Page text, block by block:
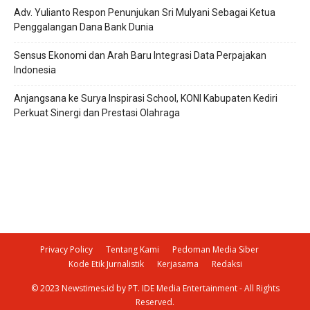
Adv. Yulianto Respon Penunjukan Sri Mulyani Sebagai Ketua
Penggalangan Dana Bank Dunia
Sensus Ekonomi dan Arah Baru Integrasi Data Perpajakan
Indonesia
Anjangsana ke Surya Inspirasi School, KONI Kabupaten Kediri
Perkuat Sinergi dan Prestasi Olahraga
Privacy Policy Tentang Kami
Pedoman Media Siber
Kode Etik Jurnalistik
Kerjasama Redaksi
© 2023 Newstimes.id by PT. IDE Media Entertainment - All Rights
Reserved.